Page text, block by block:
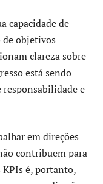
capacidade de
objetivos
clareza sobre
está sendo
e
em direções
contribuem para
é, portanto,